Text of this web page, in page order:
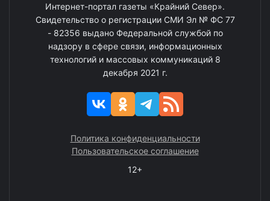
Интернет-портал газеты «Крайний Север».
Свидетельство о регистрации СМИ Эл № ФС 77
- 82356 выдано Федеральной службой по
надзору в сфере связи, информационных
технологий и массовых коммуникаций 8
декабря 2021 г.
Политика конфиденциальности
Пользовательское соглашение
12+